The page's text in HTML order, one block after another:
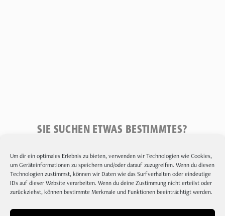
Um dir ein optimales Erlebnis zu bieten, verwenden wir Technologien wie Cookies,
um Geräteinformationen zu speichern und/oder darauf zuzugreifen. Wenn du diesen
Technologien zustimmst, können wir Daten wie das Surfverhalten oder eindeutige
IDs auf dieser Website verarbeiten. Wenn du deine Zustimmung nicht erteilst oder
zurückziehst, können bestimmte Merkmale und Funktionen beeinträchtigt werden.
SIE SUCHEN ETWAS BESTIMMTES?
Suchen